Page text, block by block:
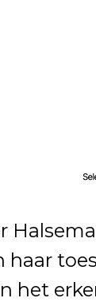
Halsema
haar
het